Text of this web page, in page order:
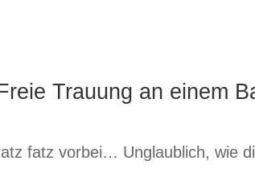
Trauung an einem
fatz vorbei… Unglaublich, wie